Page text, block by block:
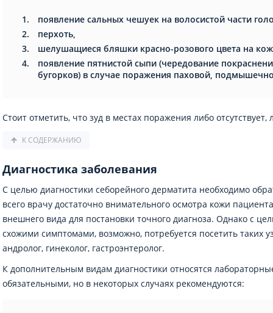
появление сальных чешуек на волосистой части
перхоть,
шелушащиеся бляшки красно-розового цвета на
появление пятнистой сыпи (чередование
бугорков) в случае поражения паховой,
Стоит отметить, что зуд в местах поражения либо
К СОДЕРЖАНИЮ
Диагностика заболевания
С целью диагностики себорейного дерматита необходимо
всего врачу достаточно внимательного осмотра кожи
внешнего вида для постановки точного диагноза. Однако с
схожими симптомами, возможно, потребуется посетить таких
андролог, гинеколог, гастроэнтеролог.
К дополнительным видам диагностики относятся
обязательными, но в некоторых случаях рекомендуются: